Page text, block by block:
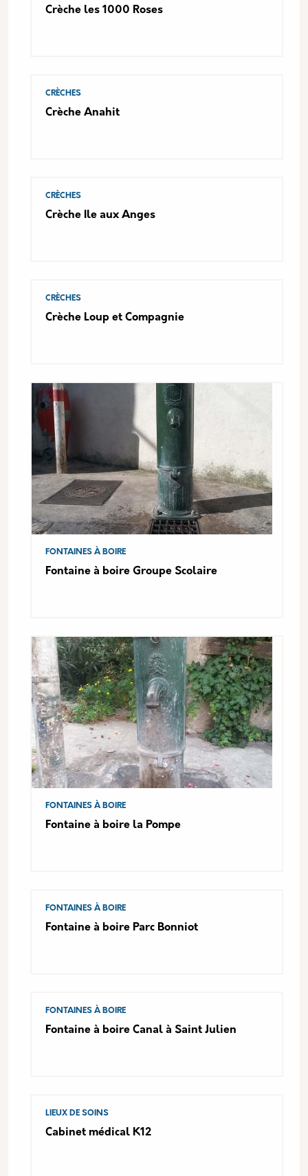
Crèche les 1000 Roses
CRÈCHES
Crèche Anahit
CRÈCHES
Crèche Ile aux Anges
CRÈCHES
Crèche Loup et Compagnie
FONTAINES À BOIRE
Fontaine à boire Groupe Scolaire
FONTAINES À BOIRE
Fontaine à boire la Pompe
FONTAINES À BOIRE
Fontaine à boire Parc Bonniot
FONTAINES À BOIRE
Fontaine à boire Canal à Saint Julien
LIEUX DE SOINS
Cabinet médical K12